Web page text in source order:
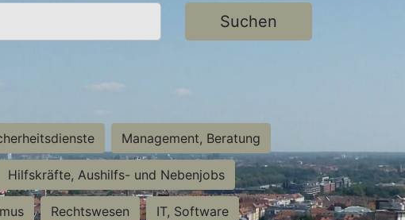
Suchen
Management, Beratung
Hilfskräfte, Aushilfs- und Nebenjobs
Rechtswesen IT, Software